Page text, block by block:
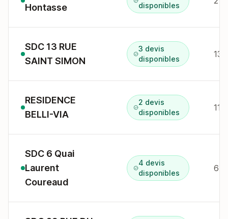
Hontasse
disponibles
SDC 13 RUE
SAINT SIMON
3 devis
disponibles
13
RESIDENCE
BELLI-VIA
2 devis
disponibles
11
SDC 6 Quai
Laurent
Coureaud
4 devis
disponibles